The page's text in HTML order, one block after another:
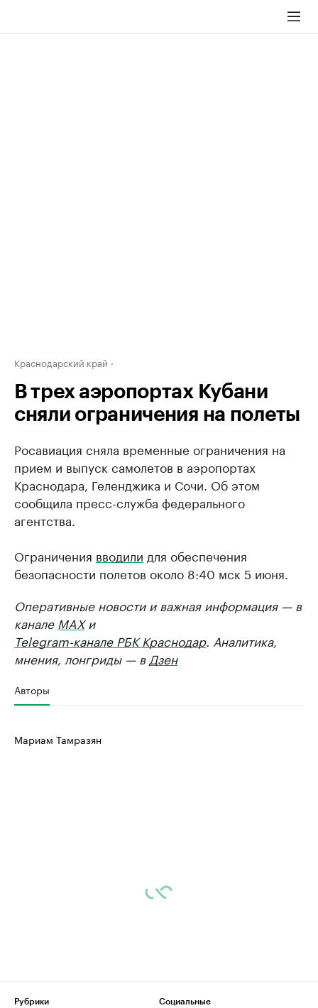
Краснодарский край
В трех аэропортах Кубани
сняли ограничения на полеты
Росавиация сняла временные ограничения на
прием и выпуск самолетов в аэропортах
Краснодара, Геленджика и Сочи. Об этом
сообщила пресс-служба федерального
агентства.
Ограничения вводили для обеспечения
безопасности полетов около 8:40 мск 5 июня.
Оперативные новости и важная информация — в
канале MAXи
Telegram-канале РБК Краснодар. Аналитика,
мнения, лонгриды — в Дзен
Авторы
Мариам Тамразян
Рубрики
Социальные